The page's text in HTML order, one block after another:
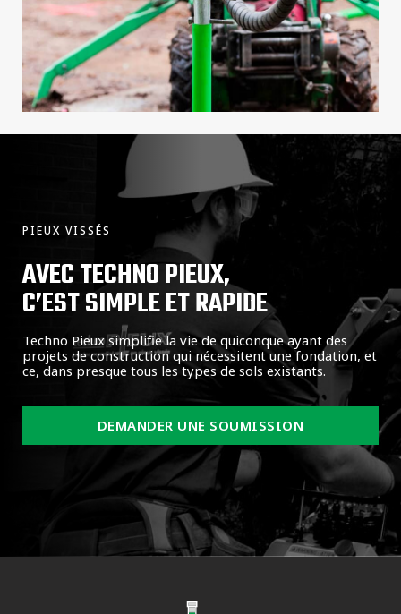
PIEUX VISSÉS
AVEC TECHNO PIEUX,
C’EST SIMPLE ET RAPIDE
Techno Pieux simplifie la vie de quiconque ayant des
projets de construction qui nécessitent une fondation, et
ce, dans presque tous les types de sols existants.
DEMANDER UNE SOUMISSION